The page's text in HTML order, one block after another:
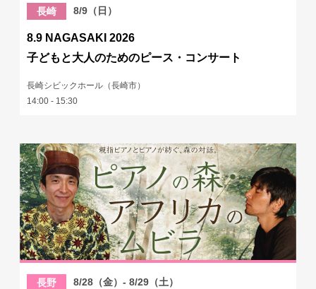
長崎 8/9（日）
8.9 NAGASAKI 2026
子どもと大人のためのピース・コンサート
長崎シビックホール（長崎市）
14:00 - 15:30
長野 8/28（金）- 8/29（土）